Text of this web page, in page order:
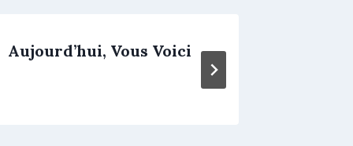
Aujourd’hui, Vous Voici